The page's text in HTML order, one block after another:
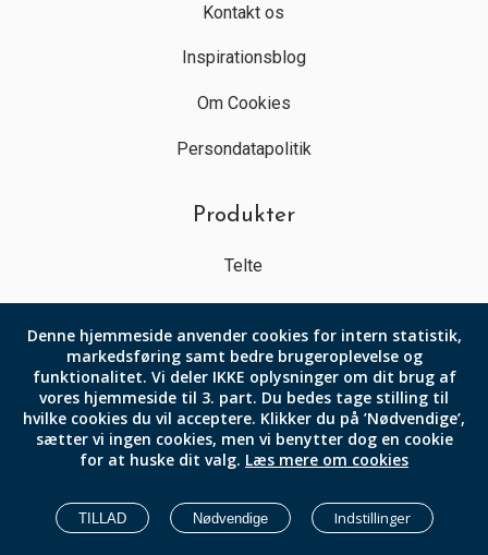
Kontakt os
Inspirationsblog
Om Cookies
Persondatapolitik
Produkter
Telte
Møbler
Service
Diverse
Firma Information
Firma:
Denne hjemmeside anvender cookies for intern statistik,
markedsføring samt bedre brugeroplevelse og
funktionalitet. Vi deler IKKE oplysninger om dit brug af
vores hjemmeside til 3. part. Du bedes tage stilling til
hvilke cookies du vil acceptere. Klikker du på ’Nødvendige’,
sætter vi ingen cookies, men vi benytter dog en cookie
for at huske dit valg. Læs mere om cookies
TILLAD Nødvendige Indstillinger